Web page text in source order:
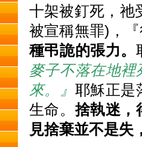
十架被釘死，祂
被宣稱無罪)，
種弔詭的張力。
麥子不落在地
來。』 耶穌正是
生命。捨執迷，
見捨棄並不是失